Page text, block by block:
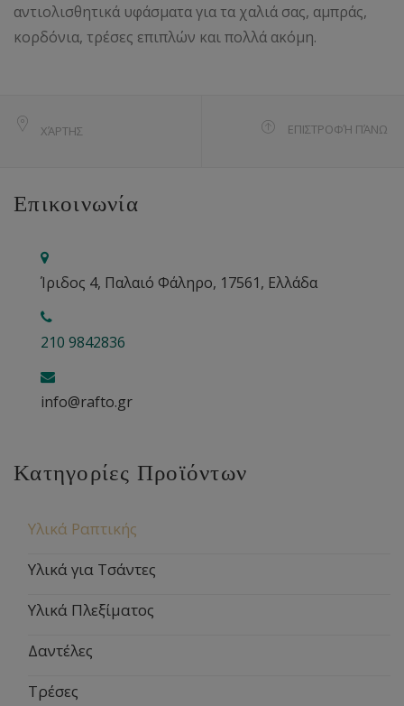
αντιολισθητικά υφάσματα για τα χαλιά σας, αμπράς,
κορδόνια, τρέσες επιπλών και πολλά ακόμη.
ΧΆΡΤΗΣ ΕΠΙΣΤΡΟΦΉ ΠΆΝΩ
Επικοινωνία
Ίριδος 4, Παλαιό Φάληρο, 17561, Ελλάδα
210 9842836
info@rafto.gr
Κατηγορίες Προϊόντων
Υλικά Ραπτικής
Υλικά για Τσάντες
Υλικά Πλεξίματος
Δαντέλες
Τρέσες